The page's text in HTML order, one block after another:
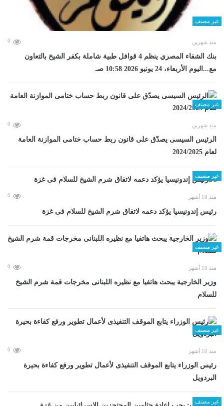
غير مصنف
منذ شهرين 0
بنك الشفاء المصري ينظم 4 قوافل طبية شاملة بكفر الشيخ بالتعاون
مع...اليوم الأربعاء، 24 يونيو 2026 10:58 صـ
غير مصنف
منذ شهرين 0
الرئيس السيسى يصدّق على قانون ربط حساب ختامى الموازنة العامة
لعام 2024/2025
غير مصنف
منذ 10 أشهر 0
رئيس إندونيسيا يؤكد دعمه لاتفاق شرم الشيخ للسلام فى غزة
غير مصنف
منذ 10 أشهر 0
وزير الخارجية يبحث هاتفيا مع نظيره اللبنانى مخرجات قمة شرم الشيخ
للسلام
غير مصنف
منذ 10 أشهر 0
رئيس الوزراء يتابع الموقف التنفيذى لأعمال تطوير ورفع كفاءة بحيرة
البردويل
غير مصنف